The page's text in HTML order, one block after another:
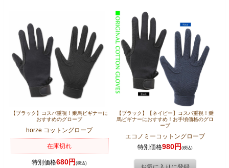
【ブラック】コスパ重視！乗馬ビギナーに
おすすめのグローブ
horze コットングローブ
在庫切れ
特別価格680円(税込)
【ブラック】【ネイビー】コスパ重視！乗
馬ビギナーにおすすめ！お手頃価格のグロ
ーブ
エコノミーコットングローブ
特別価格980円(税込)